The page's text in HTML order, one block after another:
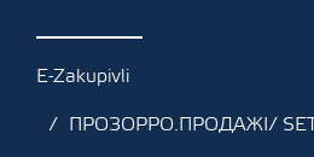
E-Zakupivli
ПРОЗОРРО.ПРОДАЖІ/